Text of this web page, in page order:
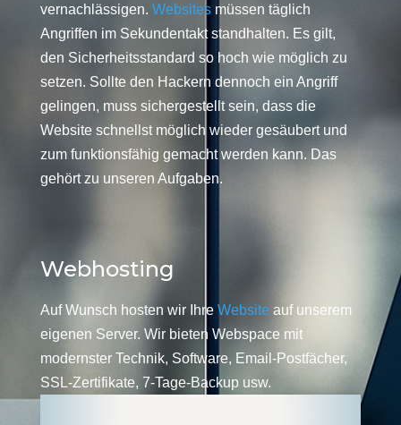
vernachlässigen. Websitesmüssen täglich
Angriffen im Sekundentakt standhalten. Es gilt,
den Sicherheitsstandard so hoch wie möglich zu
setzen. Sollte den Hackern dennoch ein Angriff
gelingen, muss sichergestellt sein, dass die
Website schnellst möglich wieder gesäubert und
zum funktionsfähig gemacht werden kann. Das
gehört zu unseren Aufgaben.
Webhosting
Auf Wunsch hosten wir Ihre Website auf unserem
eigenen Server. Wir bieten Webspace mit
modernster Technik, Software, Email-Postfächer,
SSL-Zertifikate, 7-Tage-Backup usw.